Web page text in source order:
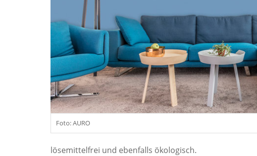
Foto: AURO
lösemittelfrei und ebenfalls ökologisch.